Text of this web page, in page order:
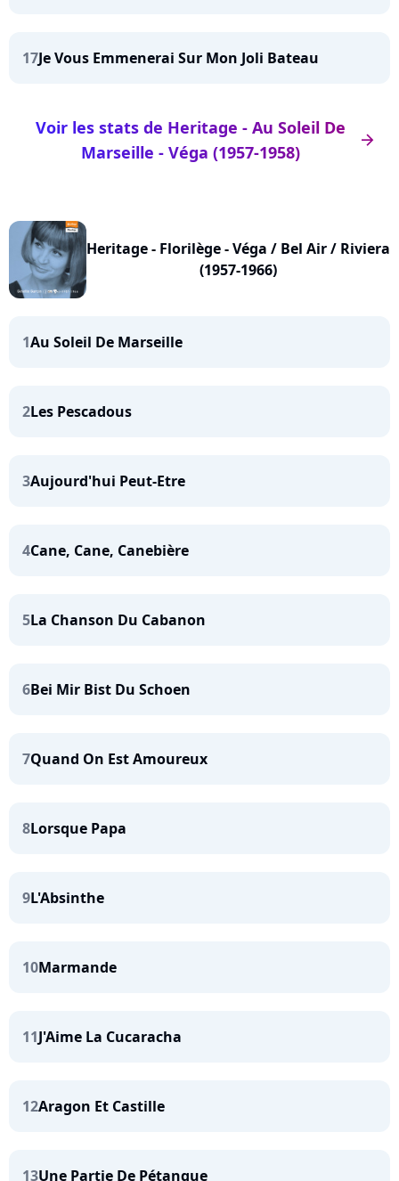
17Je Vous Emmenerai Sur Mon Joli Bateau
arrow_right
Voir les stats de Heritage - Au Soleil De
Marseille - Véga (1957-1958)
Heritage - Florilège - Véga / Bel Air / Riviera
(1957-1966)
1Au Soleil De Marseille
2Les Pescadous
3Aujourd'hui Peut-Etre
4Cane, Cane, Canebière
5La Chanson Du Cabanon
6Bei Mir Bist Du Schoen
7Quand On Est Amoureux
8Lorsque Papa
9L'Absinthe
10Marmande
11J'Aime La Cucaracha
12Aragon Et Castille
13Une Partie De Pétanque